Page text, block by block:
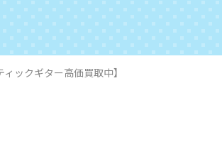
ックギター高価買取中】